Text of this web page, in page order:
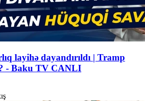
layihə dayandırıldı | Tramp
- Baku TV CANLI